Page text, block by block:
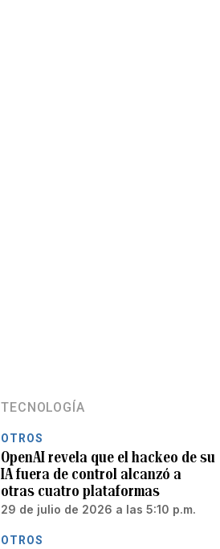
TECNOLOGÍA
OTROS
OpenAI revela que el hackeo de su
IA fuera de control alcanzó a
otras cuatro plataformas
29 de julio de 2026 a las 5:10 p.m.
OTROS